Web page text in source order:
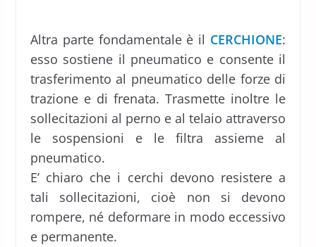
Altra parte fondamentale è il CERCHIONE:
esso sostiene il pneumatico e consente il
trasferimento al pneumatico delle forze di
trazione e di frenata. Trasmette inoltre le
sollecitazioni al perno e al telaio attraverso
le sospensioni e le filtra assieme al
pneumatico.
E’ chiaro che i cerchi devono resistere a
tali sollecitazioni, cioè non si devono
rompere, né deformare in modo eccessivo
e permanente.